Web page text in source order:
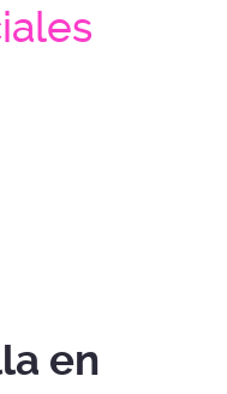
en